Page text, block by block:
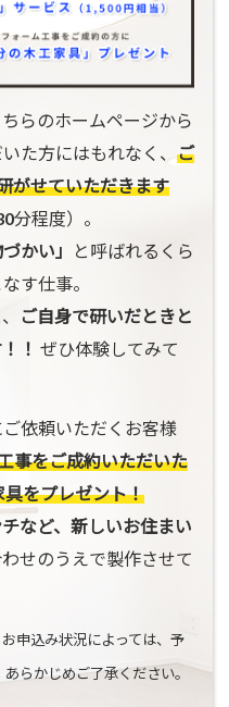
らのホームページから
た方にはもれなく、 ご
がせていただきます
分程度）。
づかい」
と呼ばれるくら
す仕事。
ご自身で研いだときと
！ ぜひ体験してみて
依頼いただくお客様
事をご成約いただいた
をプレゼント！
など、新しいお住まい
せのうえで製作させて
申込み状況によっては、予
らかじめご了承ください。